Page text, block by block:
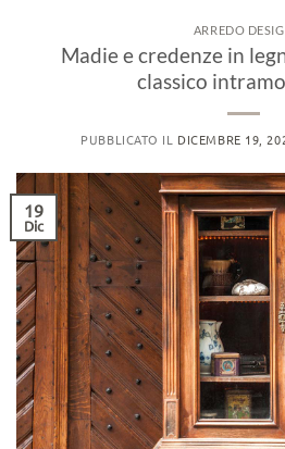
ARREDO
Madie e credenze in
classico
PUBBLICATO IL DICEMBRE 19,
19
Dic